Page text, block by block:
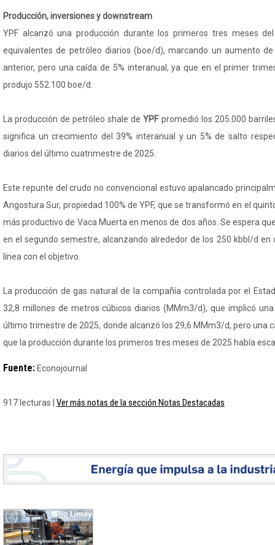
Producción, inversiones y downstream
YPF alcanzó una producción durante los primeros tres meses
equivalentes de petróleo diarios (boe/d), marcando un aumento
anterior, pero una caída de 5% interanual, ya que en el primer
produjo 552.100 boe/d.
La producción de petróleo shale deYPF promedió los 205.000
significa un crecimiento del 39% interanual y un 5% de salto
diarios del último cuatrimestre de 2025.
Este repunte del crudo no convencional estuvo apalancado
Angostura Sur, propiedad 100% de YPF, que se transformó en el
más productivo de Vaca Muerta en menos de dos años. Se espera
en el segundo semestre, alcanzando alrededor de los 250 kbbl/d en
línea con el objetivo.
La producción de gas natural de la compañía controlada por el
32,8 millones de metros cúbicos diarios (MMm3/d), que implicó
último trimestre de 2025, donde alcanzó los 29,6 MMm3/d, pero una
que la producción durante los primeros tres meses de 2025 había
Fuente: Econojournal
917 lecturas | Ver más notas de la sección Notas Destacadas